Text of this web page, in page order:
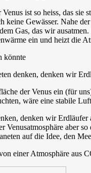
ist so heiss, das
keine Gewässer. Nahe
Gas, das wir
ein und heizt die
könnte
denken, denken wir
der Venus ein (für
wäre eine stabile
denken wir
Venusatmosphäre aber
auf die Idee, den
einer Atmosphäre aus